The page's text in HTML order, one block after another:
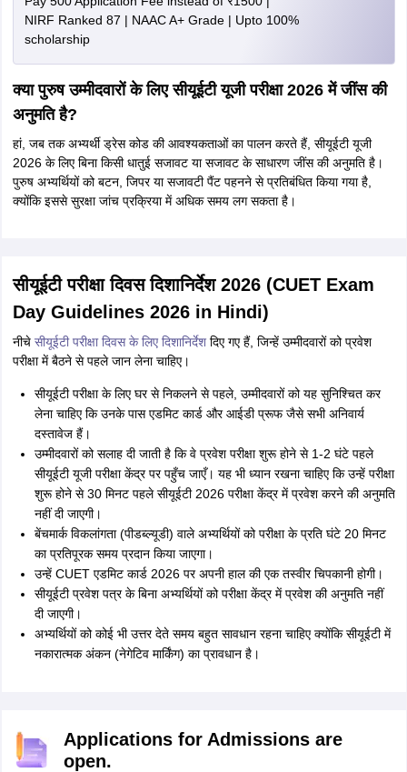
NIRF Ranked 87 | NAAC A+ Grade | Upto 100%
scholarship
क्या पुरुष उम्मीदवारों के लिए सीयूईटी यूजी परीक्षा 2026 में जींस की
अनुमति है?
हां, जब तक अभ्यर्थी ड्रेस कोड की आवश्यकताओं का पालन करते हैं, सीयूईटी यूजी
2026 के लिए बिना किसी धातुई सजावट या सजावट के साधारण जींस की अनुमति है।
पुरुष अभ्यर्थियों को बटन, जिपर या सजावटी पैंट पहनने से प्रतिबंधित किया गया है,
क्योंकि इससे सुरक्षा जांच प्रक्रिया में अधिक समय लग सकता है।
सीयूईटी परीक्षा दिवस दिशानिर्देश 2026 (CUET Exam
Day Guidelines 2026 in Hindi)
नीचे सीयूईटी परीक्षा दिवस के लिए दिशानिर्देशदिए गए हैं, जिन्हें उम्मीदवारों को प्रवेश
परीक्षा में बैठने से पहले जान लेना चाहिए।
सीयूईटी परीक्षा के लिए घर से निकलने से पहले, उम्मीदवारों को यह सुनिश्चित कर
लेना चाहिए कि उनके पास एडमिट कार्ड और आईडी प्रूफ जैसे सभी अनिवार्य
दस्तावेज हैं।
उम्मीदवारों को सलाह दी जाती है कि वे प्रवेश परीक्षा शुरू होने से 1-2 घंटे पहले
सीयूईटी यूजी परीक्षा केंद्र पर पहुँच जाएँ। यह भी ध्यान रखना चाहिए कि उन्हें परीक्षा
शुरू होने से 30 मिनट पहले सीयूईटी 2026 परीक्षा केंद्र में प्रवेश करने की अनुमति
नहीं दी जाएगी।
बेंचमार्क विकलांगता (पीडब्ल्यूडी) वाले अभ्यर्थियों को परीक्षा के प्रति घंटे 20 मिनट
का प्रतिपूरक समय प्रदान किया जाएगा।
उन्हें CUET एडमिट कार्ड 2026 पर अपनी हाल की एक तस्वीर चिपकानी होगी।
सीयूईटी प्रवेश पत्र के बिना अभ्यर्थियों को परीक्षा केंद्र में प्रवेश की अनुमति नहीं
दी जाएगी।
अभ्यर्थियों को कोई भी उत्तर देते समय बहुत सावधान रहना चाहिए क्योंकि सीयूईटी में
नकारात्मक अंकन (नेगेटिव मार्किंग) का प्रावधान है।
Applications for Admissions are
open.